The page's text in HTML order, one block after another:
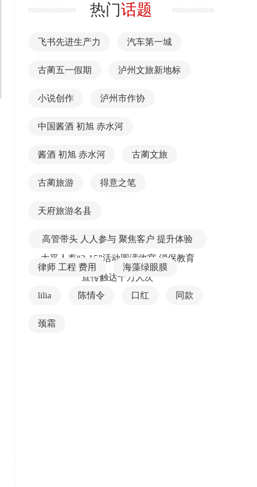
热门话题
飞书先进生产力 汽车第一城
古蔺五一假期 泸州文旅新地标
小说创作 泸州市作协
中国酱酒 初旭 赤水河
酱酒 初旭 赤水河 古蔺文旅
古蔺旅游 得意之笔
天府旅游名县
高管带头 人人参与 聚焦客户 提升体验
太平人寿“3·15”活动圆满收官 消保教育
宣传触达千万人次
律师 工程 费用 海藻绿眼膜
lilia 陈情令 口红 同款
颈霜